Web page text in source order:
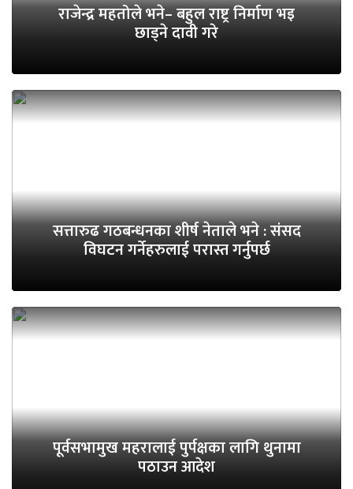
राजेन्द्र महतोले भने– बहुल राष्ट्र निर्माण भइ
छाड्ने दावी गरे
सत्तारुढ गठबन्धनका शीर्ष नेताले भने : संसद
विघटन गर्नेहरुलाई परास्त गर्नुपर्छ
पूर्वसभामुख महरालाई पुर्पक्षका लागि थुनामा
पठाउन आदेश